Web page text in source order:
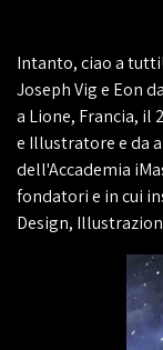
Intanto, ciao a
Joseph Vig e Eon
a Lione, Francia, il
e Illustratore e da
dell'Accademia
fondatori e in cui
Design,